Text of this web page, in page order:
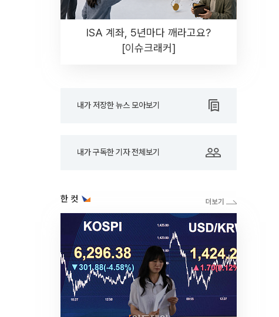
ISA 계좌, 5년마다 깨라고요?
[이슈크래커]
내가 저장한 뉴스 모아보기
내가 구독한 기자 전체보기
한 컷